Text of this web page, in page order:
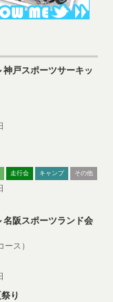
戸スポーツサーキッ
走行会 キャンプ その他
名阪スポーツランド会
ス）
り